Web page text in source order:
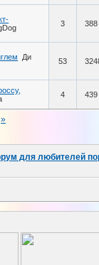
3 388
Ди
53
4 439
»
для любителей